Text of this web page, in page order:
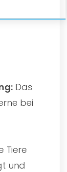
Das
bei
Tiere
und